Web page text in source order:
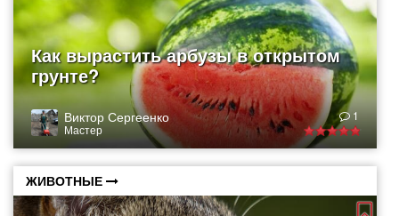
Как вырастить арбузы в открытом
грунте?
Виктор Сергеенко
Мастер
1
ЖИВОТНЫЕ